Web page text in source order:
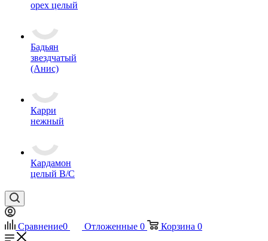
орех целый
Бадьян
звездчатый
(Анис)
Карри
нежный
Кардамон
целый В/С
Сравнение0 Отложенные 0 Корзина 0